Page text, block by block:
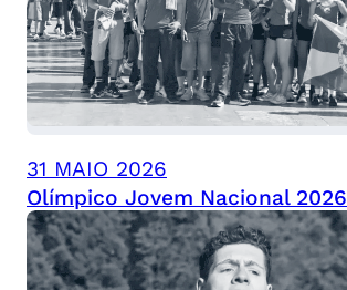
31 MAIO 2026
Olímpico Jovem Nacional 2026